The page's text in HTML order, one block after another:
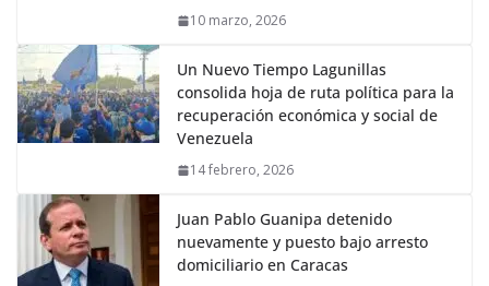
10 marzo, 2026
Un Nuevo Tiempo Lagunillas
consolida hoja de ruta política para la
recuperación económica y social de
Venezuela
14 febrero, 2026
Juan Pablo Guanipa detenido
nuevamente y puesto bajo arresto
domiciliario en Caracas